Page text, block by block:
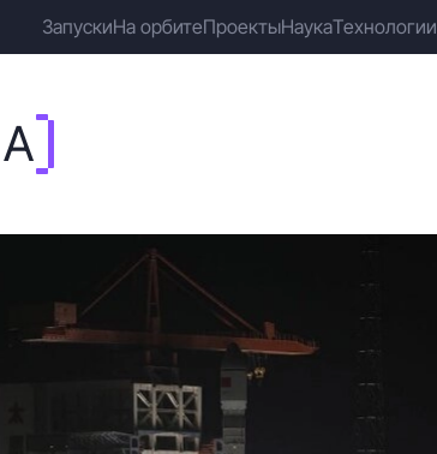
ЗапускиНа орбитеПроектыНаукаТехнологии